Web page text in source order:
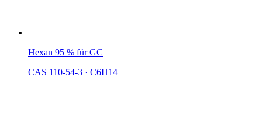
Hexan 95 % für GC
CAS 110-54-3 · C6H14